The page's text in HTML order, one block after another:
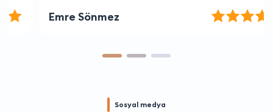
Emre Sönmez
Sosyal medya